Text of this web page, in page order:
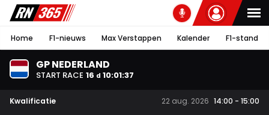
Home F1-nieuws Max Verstappen Kalender F1-stand
GP NEDERLAND
START RACE 16 d 10:01:36
Kwalificatie 22 aug. 2026 14:00 - 15:00